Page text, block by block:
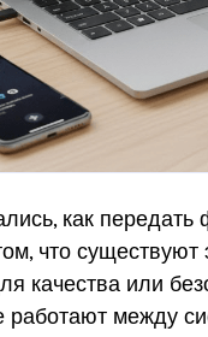
как
что
качества или
работают между